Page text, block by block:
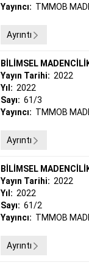
Yayıncı: TMMOB
Ayrıntı
BİLİMSEL
Yayın Tarihi: 2022
Yıl: 2022
Sayı: 61/3
Yayıncı: TMMOB
Ayrıntı
BİLİMSEL
Yayın Tarihi: 2022
Yıl: 2022
Sayı: 61/2
Yayıncı: TMMOB
Ayrıntı